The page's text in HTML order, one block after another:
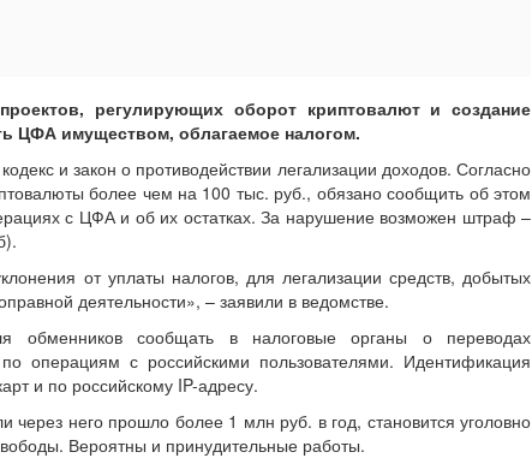
регулирующих оборот криптовалют и создание
ЦФА имуществом, облагаемое налогом.
и закон о противодействии легализации доходов. Согласно
более чем на 100 тыс. руб., обязано сообщить об этом
с ЦФА и об их остатках. За нарушение возможен штраф –
от уплаты налогов, для легализации средств, добытых
деятельности», – заявили в ведомстве.
обменников сообщать в налоговые органы о переводах
операциям с российскими пользователями. Идентификация
и по российскому IP-адресу.
через него прошло более 1 млн руб. в год, становится уголовно
Вероятны и принудительные работы.